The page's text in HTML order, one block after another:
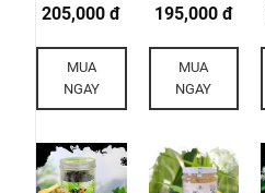
LÒNG HỮU
205,000 đ
MUA
NGAY
MẬT ONG
195,000 đ
MUA
NGAY